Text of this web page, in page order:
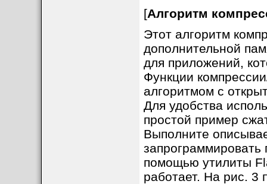
[Алгоритм
Этот алгоритм
дополнительной
для приложений,
Функции
алгоритмом с
Для удобства
простой пример
Выполните
помощью утилиты
работает. На рис. 3